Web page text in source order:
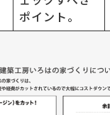
ポイント。